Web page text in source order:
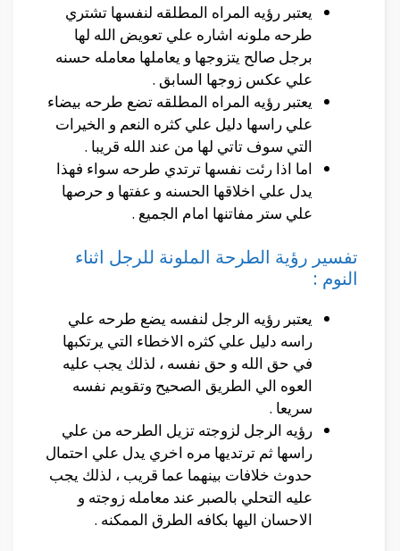
يعتبر رؤيه المراه المطلقه لنفسها تشتري
طرحه ملونه اشاره علي تعويض الله لها
برجل صالح يتزوجها و يعاملها معامله حسنه
علي عكس زوجها السابق .
يعتبر رؤيه المراه المطلقه تضع طرحه بيضاء
علي راسها دليل علي كثره النعم و الخيرات
التي سوف تاتي لها من عند الله قريبا .
اما اذا رئت نفسها ترتدي طرحه سواء فهذا
يدل علي اخلاقها الحسنه و عفتها و حرصها
علي ستر مفاتنها امام الجميع .
تفسير رؤية الطرحة الملونة للرجل اثناء
النوم :
يعتبر رؤيه الرجل لنفسه يضع طرحه علي
راسه دليل علي كثره الاخطاء التي يرتكبها
في حق الله و حق نفسه ، لذلك يجب عليه
العوه الي الطريق الصحيح وتقويم نفسه
سريعا .
رؤيه الرجل لزوجته تزيل الطرحه من علي
راسها ثم ترتديها مره اخري يدل علي احتمال
حدوث خلافات بينهما عما قريب ، لذلك يجب
عليه التحلي بالصبر عند معامله زوجته و
الاحسان اليها بكافه الطرق الممكنه .